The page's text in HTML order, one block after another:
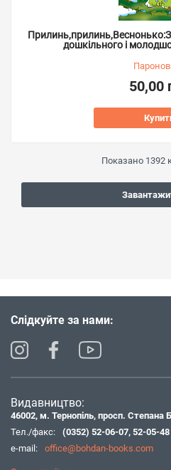
дошкільного і
50,00
Показано 1392
Слідкуйте за нами:
Видавництво:
46002, м. Тернопіль, просп. Степана
Тел./факс:
(0352) 52-06-07, 52-05-48
e-mail:
office@bohdan-books.com